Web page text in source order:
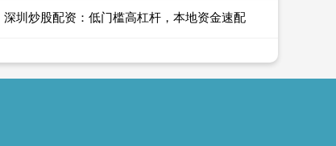
深圳炒股配资：低门槛高杠杆，本地资金速配